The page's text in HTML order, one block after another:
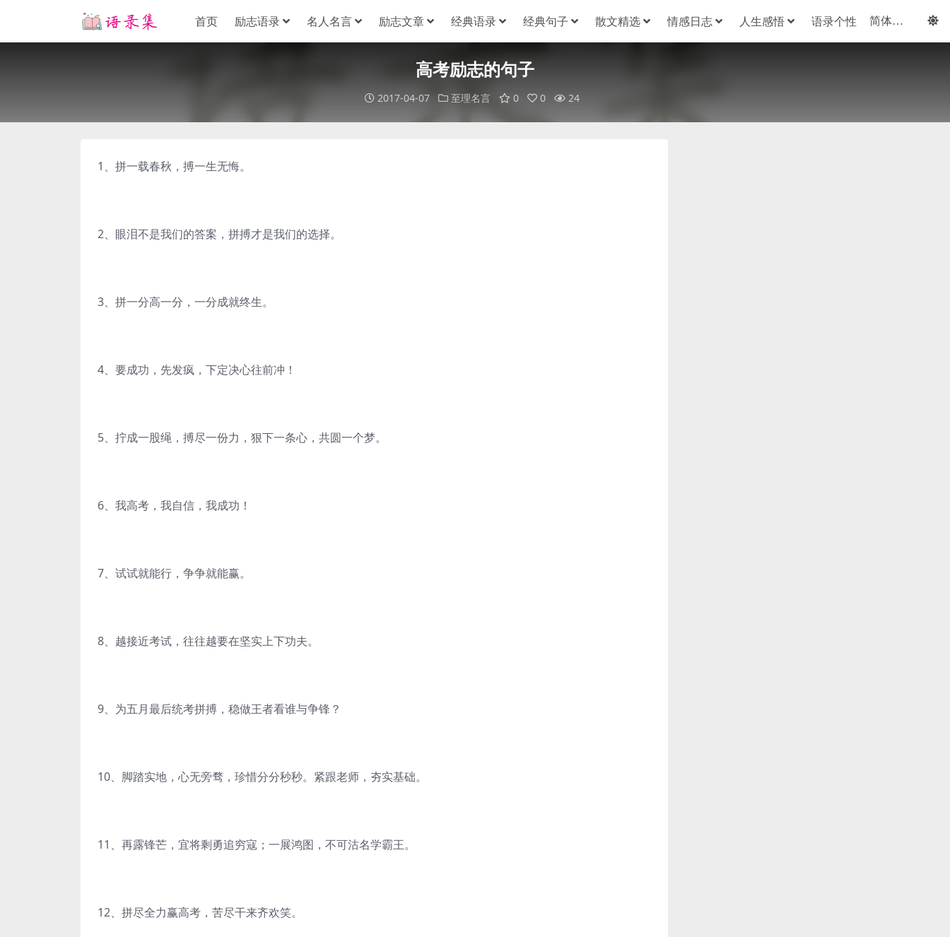
首页 励志语录 名人名言 励志文章 经典语录 经典句子 散文精选 情感日志 人生感悟 语录个性
高考励志的句子
2017-04-07 至理名言 0 0 24
1、拼一载春秋，搏一生无悔。
2、眼泪不是我们的答案，拼搏才是我们的选择。
3、拼一分高一分，一分成就终生。
4、要成功，先发疯，下定决心往前冲！
5、拧成一股绳，搏尽一份力，狠下一条心，共圆一个梦。
6、我高考，我自信，我成功！
7、试试就能行，争争就能赢。
8、越接近考试，往往越要在坚实上下功夫。
9、为五月最后统考拼搏，稳做王者看谁与争锋？
10、脚踏实地，心无旁骛，珍惜分分秒秒。紧跟老师，夯实基础。
11、再露锋芒，宜将剩勇追穷寇；一展鸿图，不可沽名学霸王。
12、拼尽全力赢高考，苦尽干来齐欢笑。